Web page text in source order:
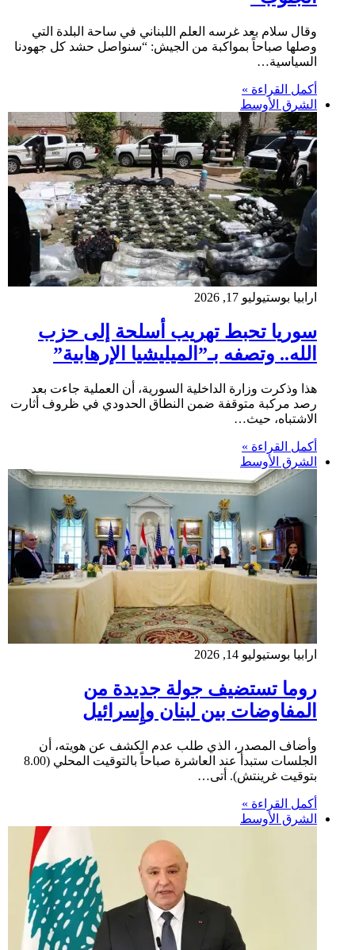
وقال سلام بعد غرسه العلم اللبناني في ساحة البلدة التي
وصلها صباحاً بمواكبة من الجيش: “سنواصل حشد كل جهودنا
السياسية…
أكمل القراءة »
الشرق الأوسط
ارابيا بوستيوليو 17, 2026
سوريا تحبط تهريب أسلحة إلى حزب
الله.. وتصفه بـ”الميليشيا الإرهابية”
هذا وذكرت وزارة الداخلية السورية، أن العملية جاءت بعد
رصد مركبة متوقفة ضمن النطاق الحدودي في ظروف أثارت
الاشتباه، حيث…
أكمل القراءة »
الشرق الأوسط
ارابيا بوستيوليو 14, 2026
روما تستضيف جولة جديدة من
المفاوضات بين لبنان وإِسرائيل
وأضاف المصدر، الذي طلب عدم الكشف عن هويته، أن
الجلسات ستبدأ عند العاشرة صباحاً بالتوقيت المحلي (8.00
بتوقيت غرينتش). أتى…
أكمل القراءة »
الشرق الأوسط